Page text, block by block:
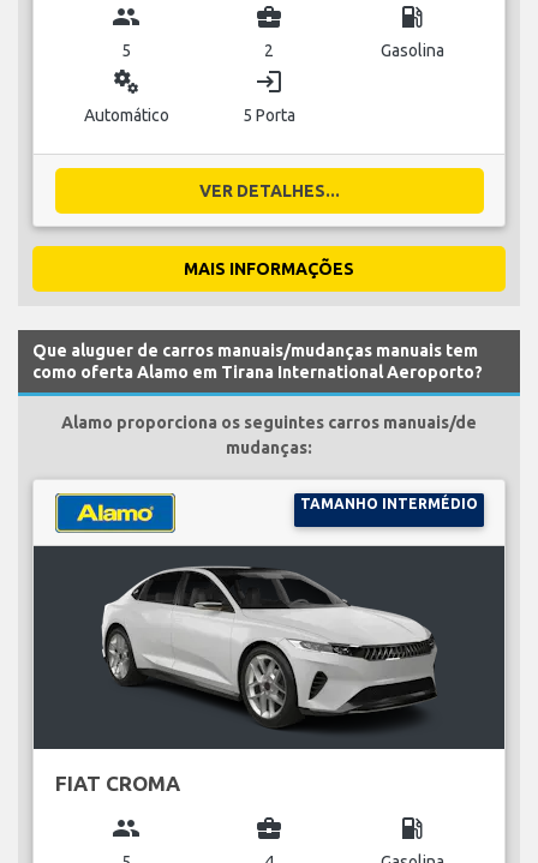
group
5
business_center
2
local_gas_station
Gasolina
miscellaneous_services
Automático
login
5 Porta
VER DETALHES...
MAIS INFORMAÇÕES
Que aluguer de carros manuais/mudanças manuais tem
como oferta Alamo em Tirana International Aeroporto?
Alamo proporciona os seguintes carros manuais/de
mudanças:
TAMANHO INTERMÉDIO
FIAT CROMA
group business_center local_gas_station